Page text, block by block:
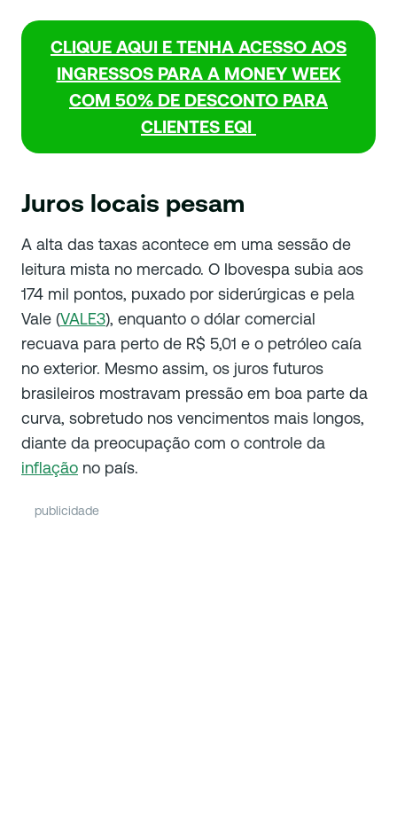
CLIQUE AQUI E TENHA ACESSO AOS
INGRESSOS PARA A MONEY WEEK
COM 50% DE DESCONTO PARA
CLIENTES EQI
Juros locais pesam
A alta das taxas acontece em uma sessão de
leitura mista no mercado. O Ibovespa subia aos
174 mil pontos, puxado por siderúrgicas e pela
Vale (VALE3), enquanto o dólar comercial
recuava para perto de R$ 5,01 e o petróleo caía
no exterior. Mesmo assim, os juros futuros
brasileiros mostravam pressão em boa parte da
curva, sobretudo nos vencimentos mais longos,
diante da preocupação com o controle da
inflação no país.
publicidade